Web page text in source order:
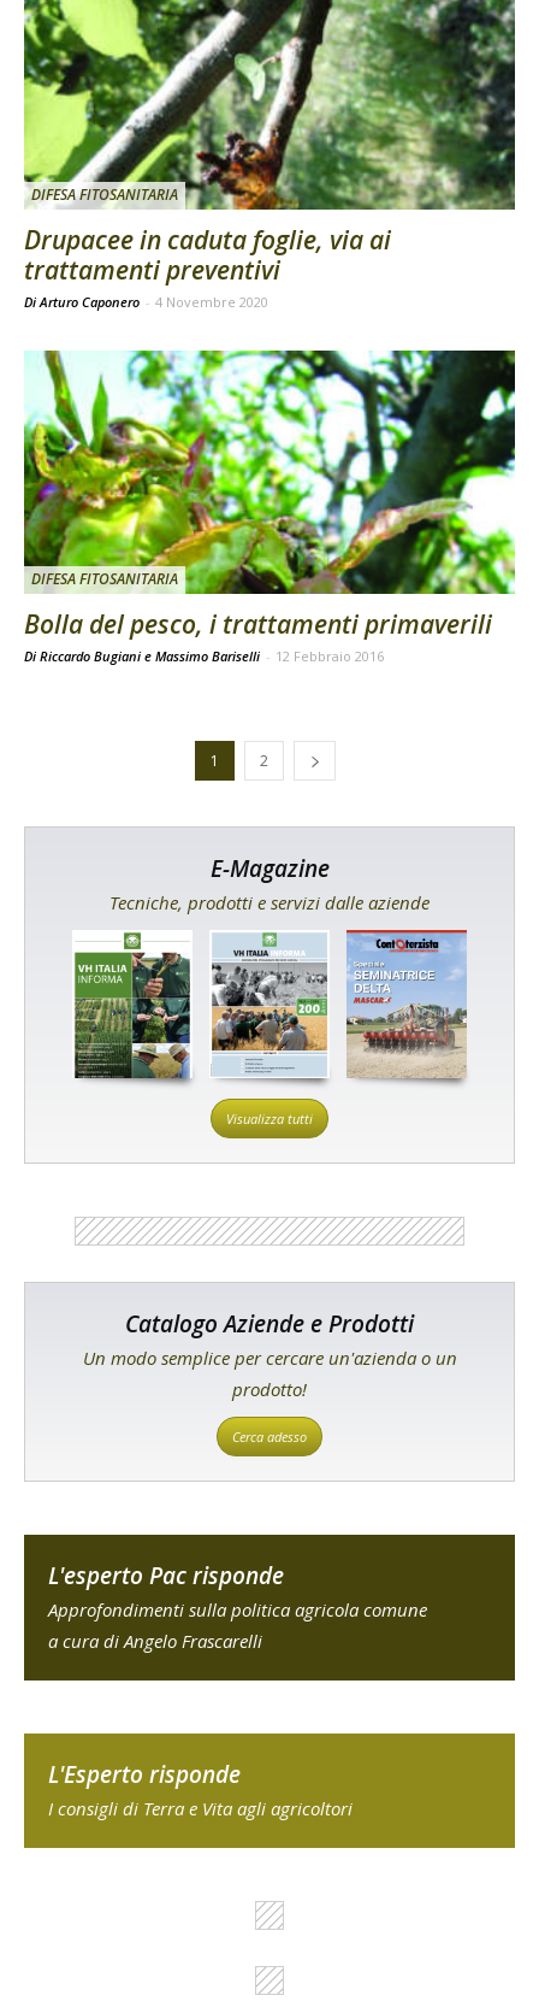
DIFESA FITOSANITARIA
Drupacee in caduta foglie, via ai
trattamenti preventivi
Di Arturo Caponero - 4 Novembre 2020
DIFESA FITOSANITARIA
Bolla del pesco, i trattamenti primaverili
Di Riccardo Bugiani e Massimo Bariselli - 12 Febbraio 2016
1 2
E-Magazine
Tecniche, prodotti e servizi dalle aziende
Visualizza tutti
Catalogo Aziende e Prodotti
Un modo semplice per cercare un'azienda o un
prodotto!
Cerca adesso
L'esperto Pac risponde
Approfondimenti sulla politica agricola comune
a cura di Angelo Frascarelli
L'Esperto risponde
I consigli di Terra e Vita agli agricoltori